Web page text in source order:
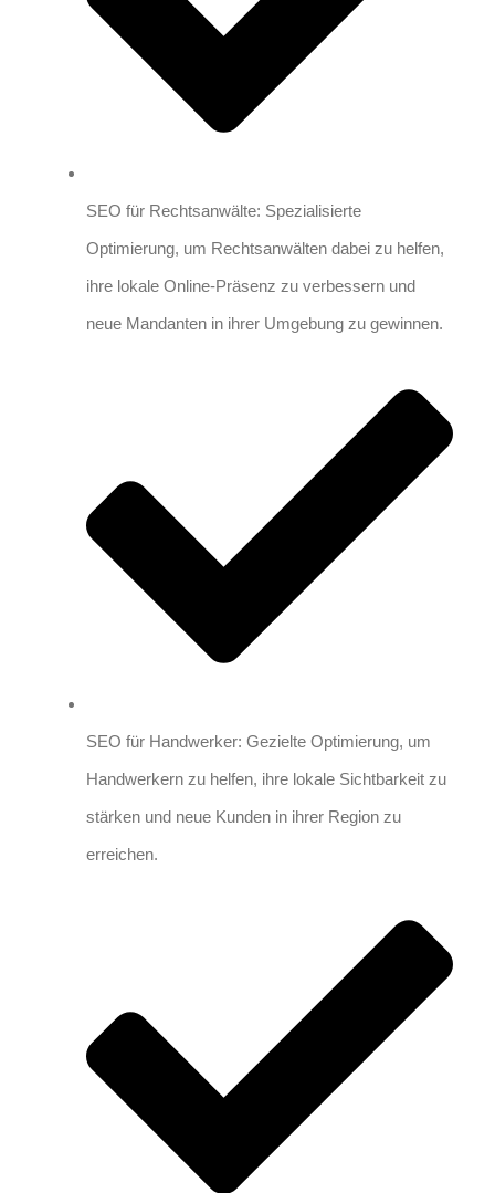
SEO für Rechtsanwälte: Spezialisierte
Optimierung, um Rechtsanwälten dabei zu helfen,
ihre lokale Online-Präsenz zu verbessern und
neue Mandanten in ihrer Umgebung zu gewinnen.
SEO für Handwerker: Gezielte Optimierung, um
Handwerkern zu helfen, ihre lokale Sichtbarkeit zu
stärken und neue Kunden in ihrer Region zu
erreichen.